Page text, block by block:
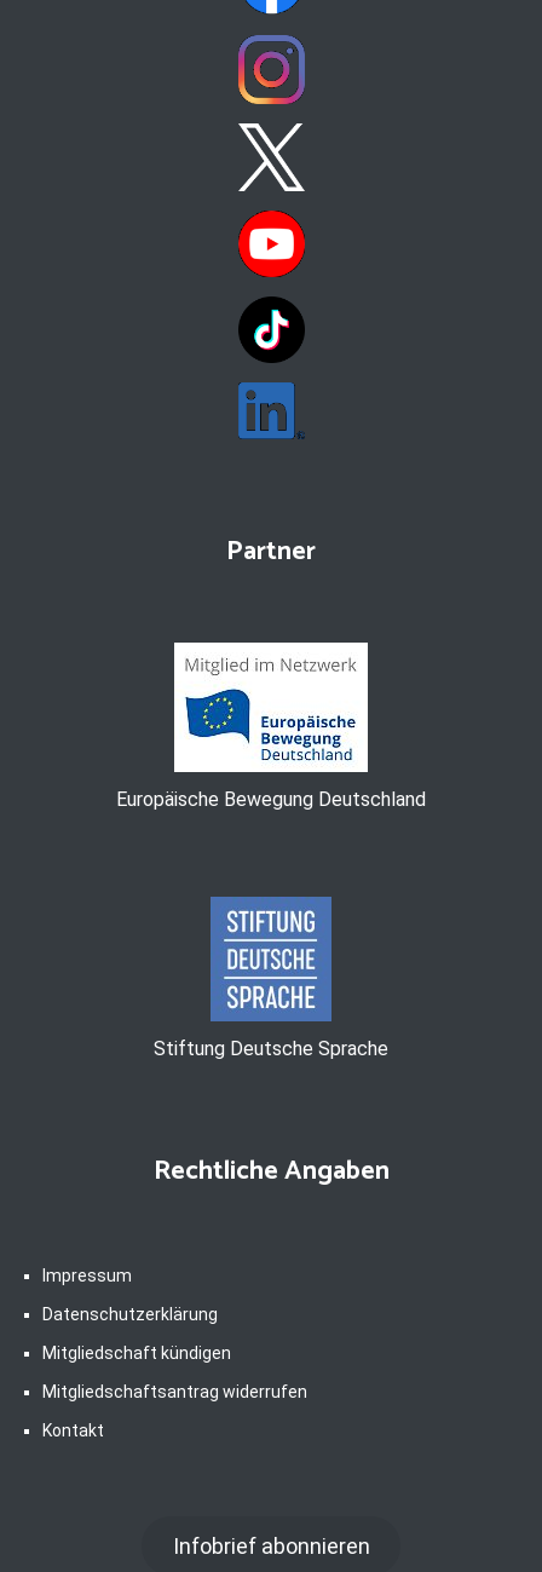
Partner
Europäische Bewegung Deutschland
Stiftung Deutsche Sprache
Rechtliche Angaben
Impressum
Datenschutzerklärung
Mitgliedschaft kündigen
Mitgliedschaftsantrag widerrufen
Kontakt
Infobrief abonnieren